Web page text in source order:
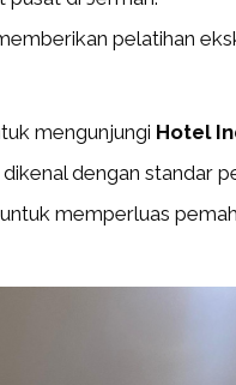
pelatihan
mengunjungi Hotel
dengan standar
memperluas